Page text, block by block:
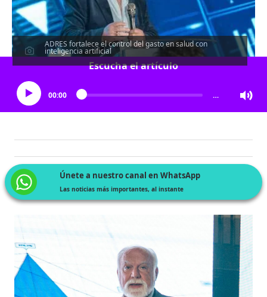
ADRES fortalece el control del gasto en salud con
inteligencia artificial
Escucha el artículo
00:00 …
Únete a nuestro canal en WhatsApp
Las noticias más importantes, al instante